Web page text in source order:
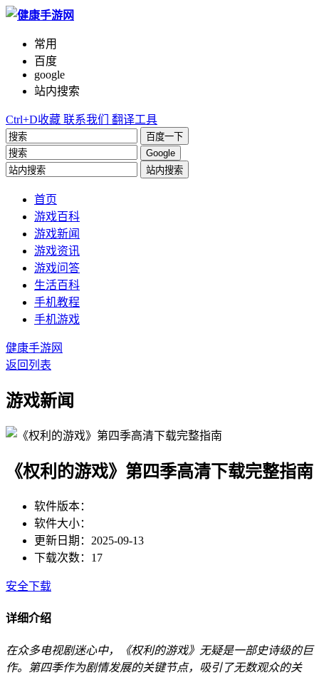
常用
百度
google
站内搜索
Ctrl+D收藏 联系我们 翻译工具
百度一下
Google
站内搜索
首页
游戏百科
游戏新闻
游戏资讯
游戏问答
生活百科
手机教程
手机游戏
健康手游网
返回列表
游戏新闻
《权利的游戏》第四季高清下载完整指南
软件版本：
软件大小：
更新日期：2025-09-13
下载次数：17
安全下载
详细介绍
在众多电视剧迷心中，《权利的游戏》无疑是一部史诗级的巨
作。第四季作为剧情发展的关键节点，吸引了无数观众的关